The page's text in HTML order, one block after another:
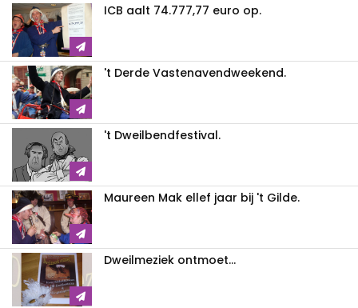
ICB aalt 74.777,77 euro op.
't Derde Vastenavendweekend.
't Dweilbendfestival.
Maureen Mak ellef jaar bij 't Gilde.
Dweilmeziek ontmoet...